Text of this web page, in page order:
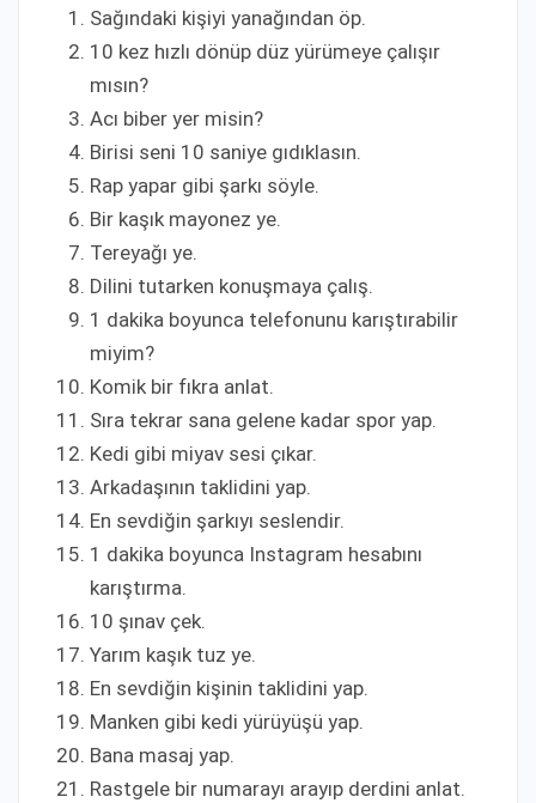
Sağındaki kişiyi yanağından öp.
10 kez hızlı dönüp düz yürümeye çalışır
mısın?
Acı biber yer misin?
Birisi seni 10 saniye gıdıklasın.
Rap yapar gibi şarkı söyle.
Bir kaşık mayonez ye.
Tereyağı ye.
Dilini tutarken konuşmaya çalış.
1 dakika boyunca telefonunu karıştırabilir
miyim?
Komik bir fıkra anlat.
Sıra tekrar sana gelene kadar spor yap.
Kedi gibi miyav sesi çıkar.
Arkadaşının taklidini yap.
En sevdiğin şarkıyı seslendir.
1 dakika boyunca Instagram hesabını
karıştırma.
10 şınav çek.
Yarım kaşık tuz ye.
En sevdiğin kişinin taklidini yap.
Manken gibi kedi yürüyüşü yap.
Bana masaj yap.
Rastgele bir numarayı arayıp derdini anlat.